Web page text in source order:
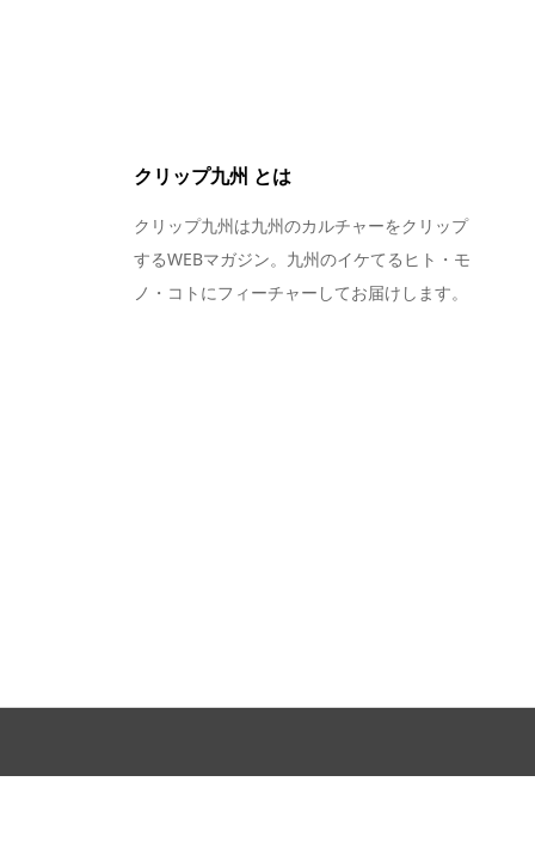
クリップ九州 とは
クリップ九州は九州のカルチャーをクリップ
するWEBマガジン。九州のイケてるヒト・モ
ノ・コトにフィーチャーしてお届けします。